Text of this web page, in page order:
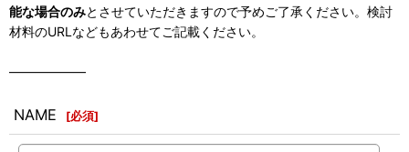
能な場合のみとさせていただきますので予めご了承ください。検討
材料のURLなどもあわせてご記載ください。
――――――
NAME [必須]